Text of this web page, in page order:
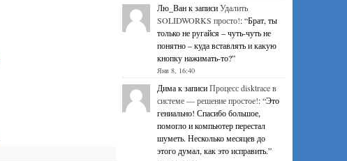
Лю_Ванк записиУдалить
SOLIDWORKS просто!: “Брат, ты
только не ругайся – чуть-чуть не
понятно – куда вставлять и какую
кнопку нажимать-то?”
Янв 8, 16:40
Димак записиПроцесс disktrace в
системе — решение простое!: “Это
гениально! Спасибо большое,
помогло и компьютер перестал
шуметь. Несколько месяцев до
этого думал, как это исправить.”